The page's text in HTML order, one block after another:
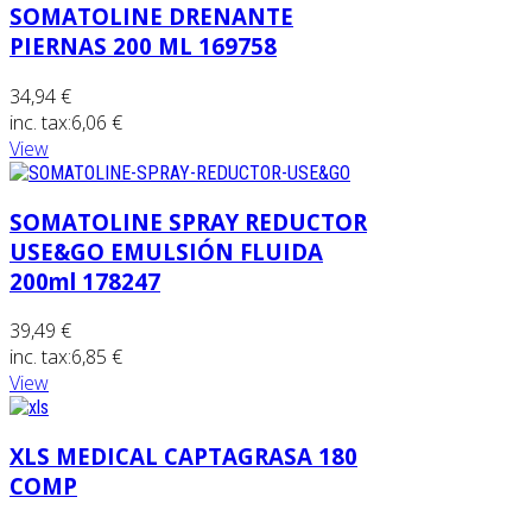
SOMATOLINE DRENANTE
PIERNAS 200 ML 169758
34,94 €
inc. tax:6,06 €
View
SOMATOLINE SPRAY REDUCTOR
USE&GO EMULSIÓN FLUIDA
200ml 178247
39,49 €
inc. tax:6,85 €
View
XLS MEDICAL CAPTAGRASA 180
COMP